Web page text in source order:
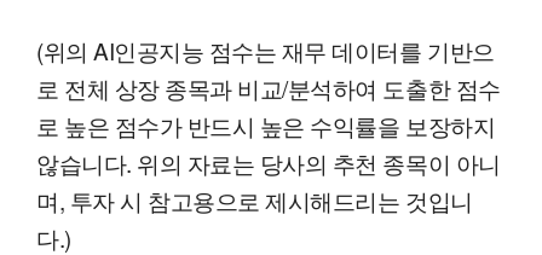
(위의 AI인공지능 점수는 재무 데이터를 기반으
로 전체 상장 종목과 비교/분석하여 도출한 점수
로 높은 점수가 반드시 높은 수익률을 보장하지
않습니다. 위의 자료는 당사의 추천 종목이 아니
며, 투자 시 참고용으로 제시해드리는 것입니
다.)